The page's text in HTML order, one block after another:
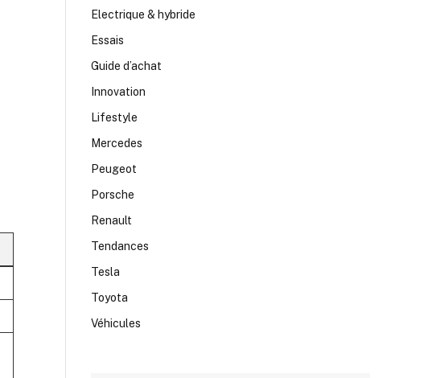
Electrique & hybride
Essais
Guide d’achat
Innovation
Lifestyle
Mercedes
Peugeot
Porsche
Renault
Tendances
Tesla
Toyota
Véhicules